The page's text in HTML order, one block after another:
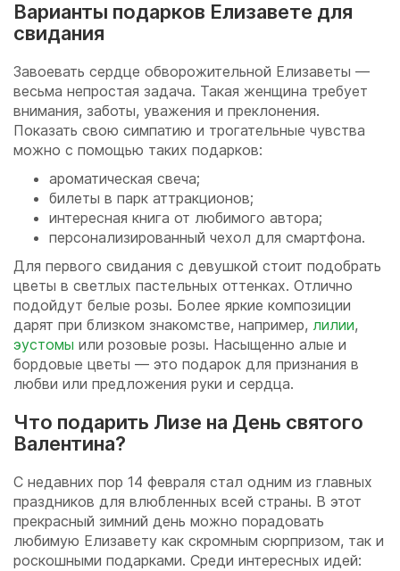
Варианты подарков Елизавете для
свидания
Завоевать сердце обворожительной Елизаветы —
весьма непростая задача. Такая женщина требует
внимания, заботы, уважения и преклонения.
Показать свою симпатию и трогательные чувства
можно с помощью таких подарков:
ароматическая свеча;
билеты в парк аттракционов;
интересная книга от любимого автора;
персонализированный чехол для смартфона.
Для первого свидания с девушкой стоит подобрать
цветы в светлых пастельных оттенках. Отлично
подойдут белые розы. Более яркие композиции
дарят при близком знакомстве, например, лилии,
эустомы или розовые розы. Насыщенно алые и
бордовые цветы — это подарок для признания в
любви или предложения руки и сердца.
Что подарить Лизе на День святого
Валентина?
С недавних пор 14 февраля стал одним из главных
праздников для влюбленных всей страны. В этот
прекрасный зимний день можно порадовать
любимую Елизавету как скромным сюрпризом, так и
роскошными подарками. Среди интересных идей: